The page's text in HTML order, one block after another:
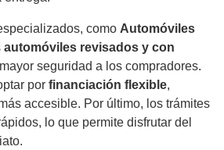
como Automóviles
automóviles revisados y con
seguridad a los compradores.
por financiación flexible,
accesible. Por último, los trámites
lo que permite disfrutar del